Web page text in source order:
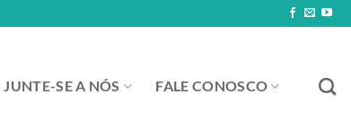
JUNTE-SE A NÓS FALE CONOSCO